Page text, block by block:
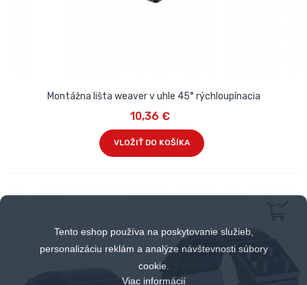
Tento eshop používa na poskytovanie služieb,
personalizáciu reklám a analýze návštevnosti súbory
cookie.
Viac informácií
Montážna lišta weaver v uhle 45° rýchloupínacia
10,36 €
VLOŽIŤ DO KOŠÍKA